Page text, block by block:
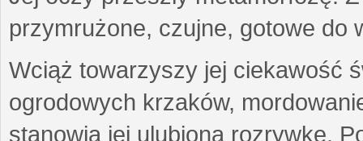
przymrużone, czujne, gotowe do
Wciąż towarzyszy jej ciekawość
ogrodowych krzaków,
stanowią jej ulubioną rozrywkę.